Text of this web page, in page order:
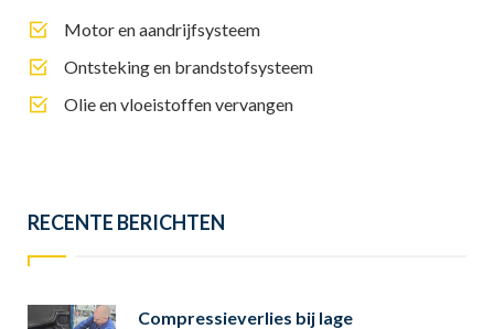
Motor en aandrijfsysteem
Ontsteking en brandstofsysteem
Olie en vloeistoffen vervangen
RECENTE BERICHTEN
Compressieverlies bij lage